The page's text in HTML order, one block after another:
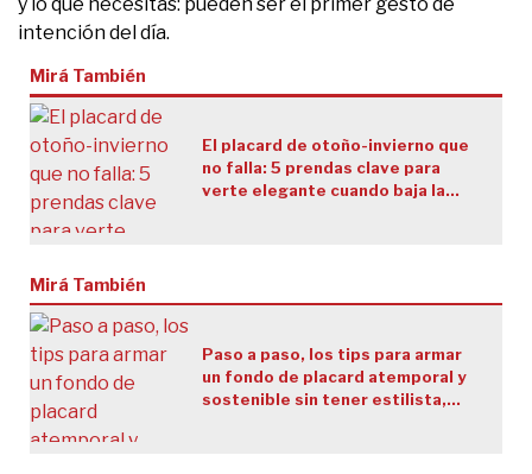
intención del día.
Mirá También
El placard de otoño-invierno que
no falla: 5 prendas clave para
verte elegante cuando baja la
Mirá También
Paso a paso, los tips para armar
un fondo de placard atemporal y
sostenible sin tener estilista,